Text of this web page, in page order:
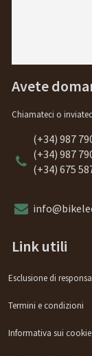
Avete
Chiamateci o
(+34) 987
(+34) 987
(+34) 675
Link utili
Esclusione di
Termini e condizioni
Informativa sui cookie